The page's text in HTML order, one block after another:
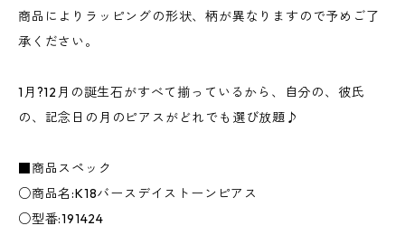
商品によりラッピングの形状、柄が異なりますので予めご了
承ください。
1月?12月の誕生石がすべて揃っているから、自分の、彼氏
の、記念日の月のピアスがどれでも選び放題♪
■商品スペック
○商品名:K18バースデイストーンピアス
○型番:191424